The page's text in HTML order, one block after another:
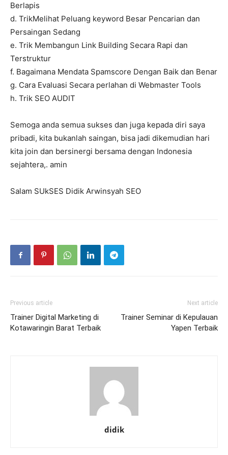
Berlapis
d. TrikMelihat Peluang keyword Besar Pencarian dan
Persaingan Sedang
e. Trik Membangun Link Building Secara Rapi dan
Terstruktur
f. Bagaimana Mendata Spamscore Dengan Baik dan Benar
g. Cara Evaluasi Secara perlahan di Webmaster Tools
h. Trik SEO AUDIT
Semoga anda semua sukses dan juga kepada diri saya
pribadi, kita bukanlah saingan, bisa jadi dikemudian hari
kita join dan bersinergi bersama dengan Indonesia
sejahtera,. amin
Salam SUkSES Didik Arwinsyah SEO
Previous article
Trainer Digital Marketing di
Kotawaringin Barat Terbaik
Next article
Trainer Seminar di Kepulauan
Yapen Terbaik
didik